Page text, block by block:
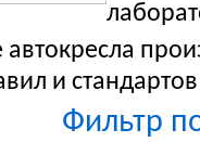
автокресла
и
Фильтр